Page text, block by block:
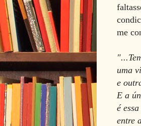
me
uma
e
E a
é
entre